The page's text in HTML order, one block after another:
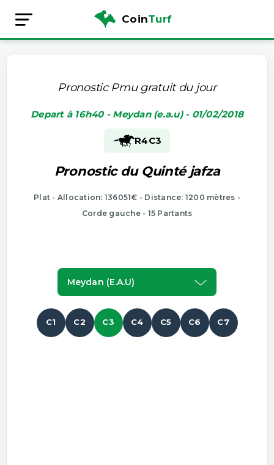
CoinTurf
Pronostic Pmu gratuit du jour
Depart à 16h40 - Meydan (e.a.u) - 01/02/2018
R4C3
Pronostic du Quinté jafza
Plat - Allocation: 136051€ - Distance: 1200 mètres -
Corde gauche - 15 Partants
Meydan (e.a.u)
C1 C2 C3 C4 C5 C6 C7